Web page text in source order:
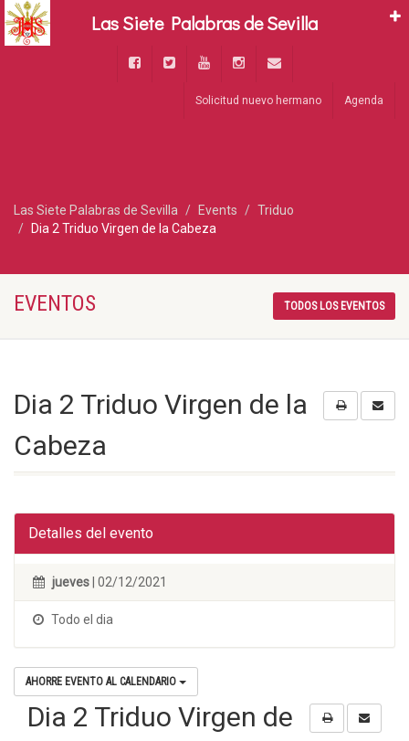
Solicitud nuevo hermano Agenda
Las Siete Palabras de Sevilla Events
Triduo
Dia 2 Triduo Virgen de la Cabeza
EVENTOS TODOS LOS EVENTOS
Dia 2 Triduo Virgen de la
Cabeza
Detalles del evento
jueves | 02/12/2021
Todo el dia
AHORRE EVENTO AL CALENDARIO
Dia 2 Triduo Virgen de
Las Siete Palabras de Sevilla